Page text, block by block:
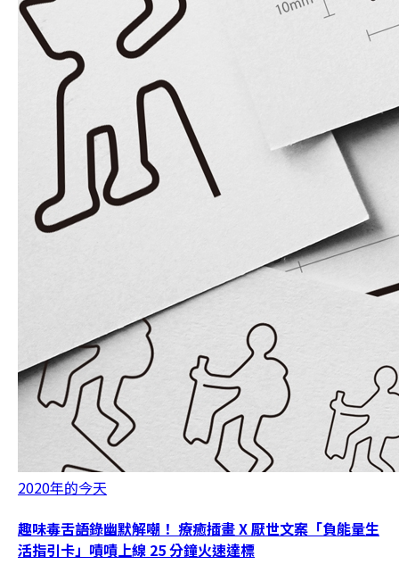
2020年的今天
趣味毒舌語錄幽默解嘲！ 療癒插畫 X 厭世文案「負能量生
活指引卡」嘖嘖上線 25 分鐘火速達標